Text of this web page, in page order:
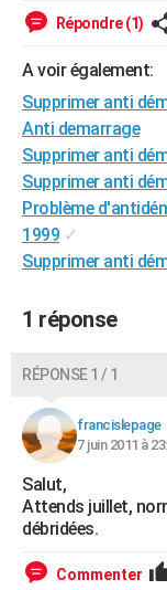
Art de vivre
Bien-être
Loisirs
Mode
Modes de vie
SANTE
Alimentation
Guide de la santé
Maladies
Médicaments
Sommeil
VOYAGE
Destinations
City break
Voyage nature
Voyage de noces
Forum
Climat
PHOTO
GUIDES D'ACHAT
BONS PLANS
CARTE DE VOEUX
S'inscrire
Se connecter
Lycées
Collèges
Primaires
Universités
Entreprises
Service militaire
Avis de recherche
AVIS DE DÉCÈS
FORUM
Bricolage
Lifestyle
Culture
Sport
Auto
Television
Voyage
Cinema
Répondre (1)
A voir également:
Supprimer anti
Anti demarrage
Supprimer anti
Supprimer anti
Problème
1999 ✓
Supprimer anti
1 réponse
RÉPONSE 1 / 1
francislepage
7 juin 2011 à
Salut,
Attends juillet,
débridées.
Commenter